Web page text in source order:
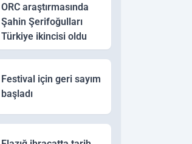
ORC araştırmasında
Şahin Şerifoğulları
Türkiye ikincisi oldu
Festival için geri sayım
başladı